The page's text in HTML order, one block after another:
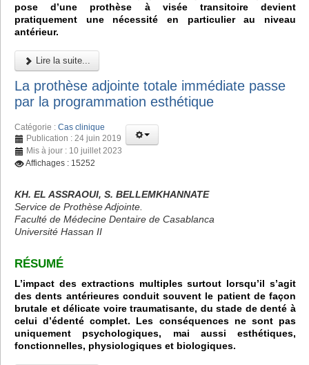
pose d’une prothèse à visée transitoire devient
pratiquement une nécessité en particulier au niveau
antérieur.
Lire la suite...
La prothèse adjointe totale immédiate passe
par la programmation esthétique
Catégorie : Cas clinique
Publication : 24 juin 2019
Mis à jour : 10 juillet 2023
Affichages : 15252
KH. EL ASSRAOUI, S. BELLEMKHANNATE
Service de Prothèse Adjointe.
Faculté de Médecine Dentaire de Casablanca
Université Hassan II
RÉSUMÉ
L’impact des extractions multiples surtout lorsqu’il s’agit
des dents antérieures conduit souvent le patient de façon
brutale et délicate voire traumatisante, du stade de denté à
celui d’édenté complet. Les conséquences ne sont pas
uniquement psychologiques, mai aussi esthétiques,
fonctionnelles, physiologiques et biologiques.